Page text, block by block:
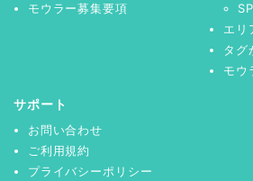
モウラー募集要項
エリ
タグ
モウ
サポート
お問い合わせ
ご利用規約
プライバシーポリシー